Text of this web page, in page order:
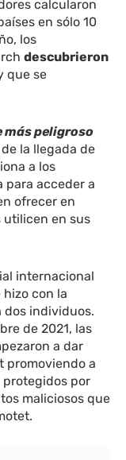
calcularon
en sólo 10
los
descubrieron
que se
más peligroso
la llegada de
a los
acceder a
ofrecer en
utilicen en sus
internacional
con la
individuos.
de 2021, las
a dar
promoviendo a
protegidos por
maliciosos que